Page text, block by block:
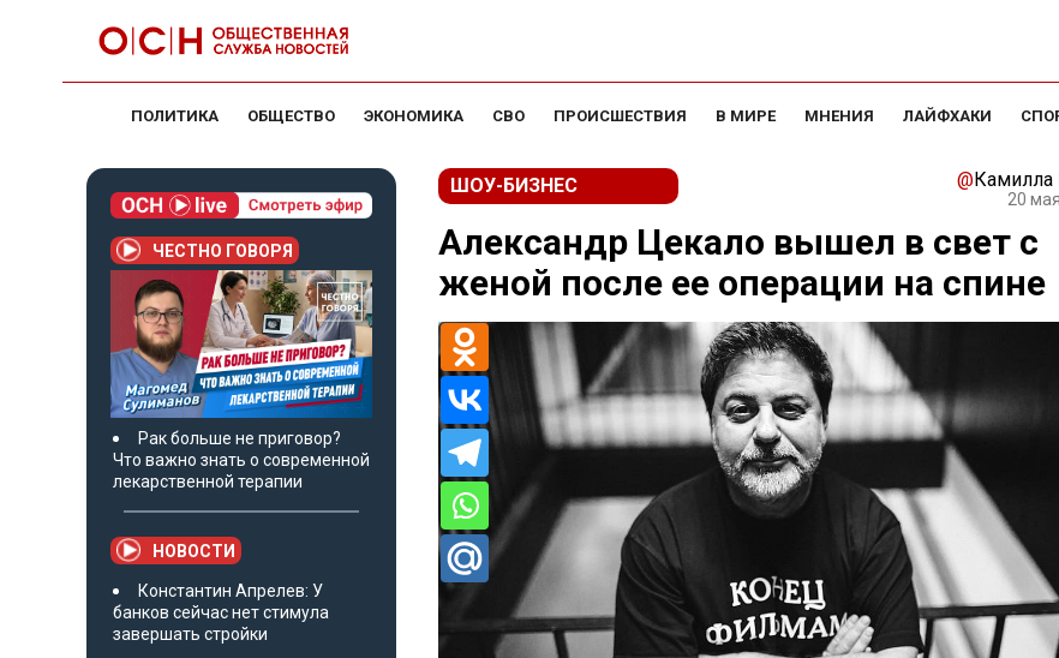
ПОЛИТИКА ОБЩЕСТВО ЭКОНОМИКА СВО ПРОИСШЕСТВИЯ В МИРЕ МНЕНИЯ ЛАЙФХАКИ
ЧЕСТНО ГОВОРЯ
Рак больше не приговор?
Что важно знать о современной
лекарственной терапии
НОВОСТИ
Константин Апрелев: У
банков сейчас нет стимула
завершать стройки
ШОУ-БИЗНЕС @Камилла
20
Александр Цекало вышел в свет с
женой после ее операции на спине